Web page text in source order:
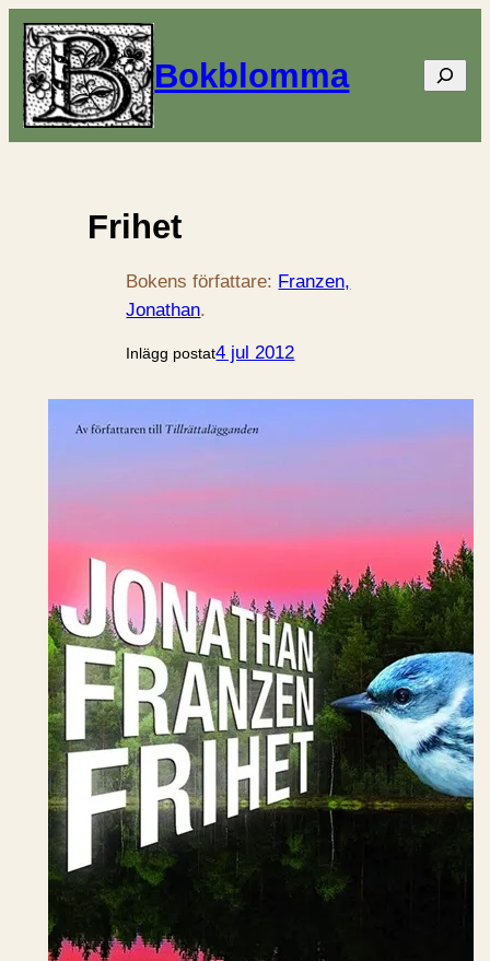
Bokblomma Sök
Frihet
Bokens författare: Franzen,
Jonathan.
Inlägg postat4 jul 2012